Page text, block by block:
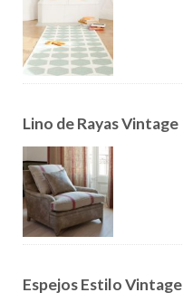
Lino de Rayas Vintage
Espejos Estilo Vintage y